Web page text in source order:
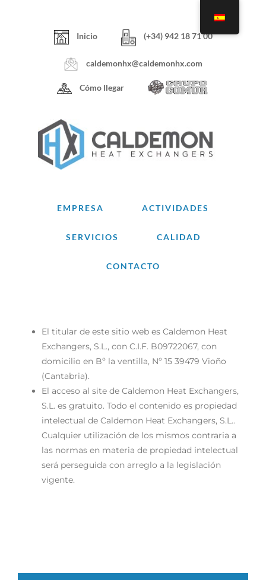
Inicio (+34) 942 18 71 00
caldemonhx@caldemonhx.com
Cómo llegar
EMPRESA ACTIVIDADES
SERVICIOS CALIDAD
CONTACTO
El titular de este sitio web es Caldemon Heat
Exchangers, S.L., con C.I.F. B09722067, con
domicilio en Bº la ventilla, Nº 15 39479 Vioño
(Cantabria).
El acceso al site de Caldemon Heat Exchangers,
S.L. es gratuito. Todo el contenido es propiedad
intelectual de Caldemon Heat Exchangers, S.L..
Cualquier utilización de los mismos contraria a
las normas en materia de propiedad intelectual
será perseguida con arreglo a la legislación
vigente.